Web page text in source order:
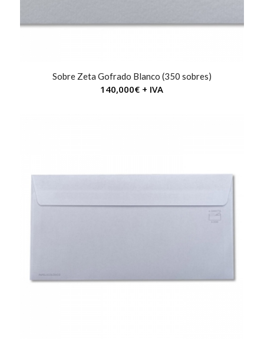
Sobre Zeta Gofrado Blanco (350 sobres)
140,000€ + IVA